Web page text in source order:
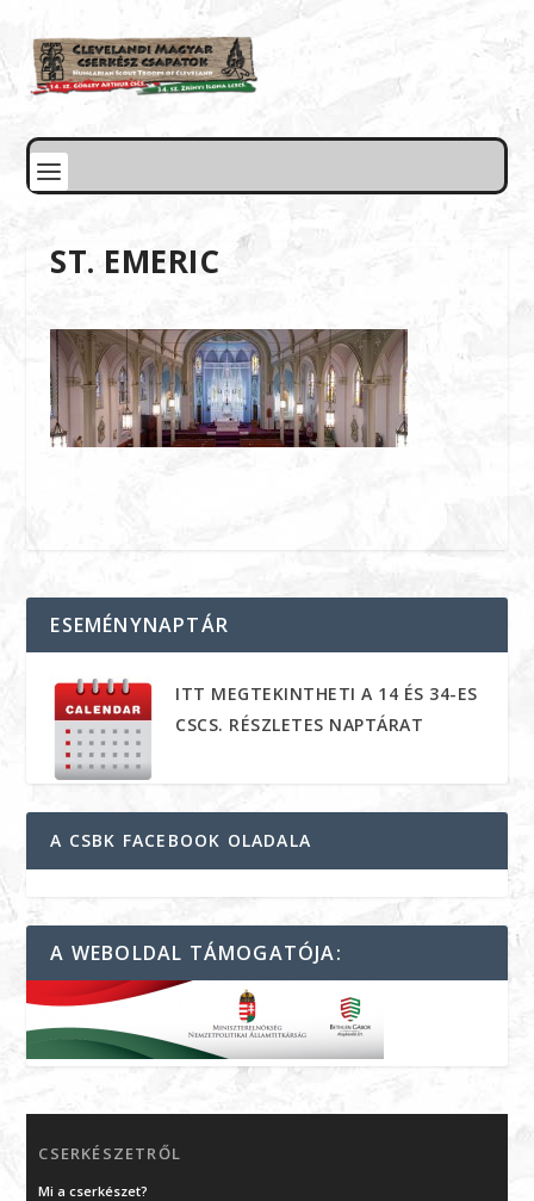
ST. EMERIC
ESEMÉNYNAPTÁR
ITT MEGTEKINTHETI A 14 ÉS 34-ES
CSCS. RÉSZLETES NAPTÁRAT
A CSBK FACEBOOK OLADALA
A WEBOLDAL TÁMOGATÓJA:
CSERKÉSZETRŐL
Mi a cserkészet?